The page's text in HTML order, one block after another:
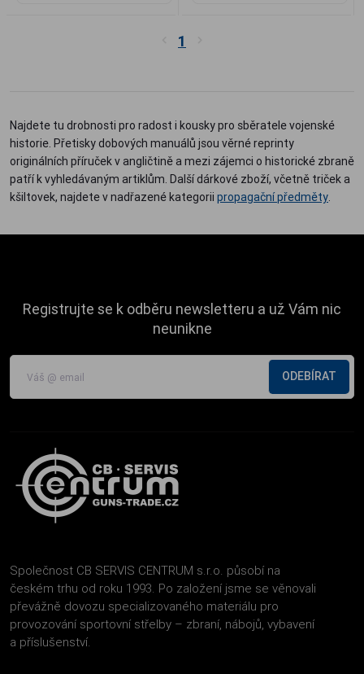
1
Najdete tu drobnosti pro radost i kousky pro sběratele vojenské
historie. Přetisky dobových manuálů jsou věrné reprinty
originálních příruček v angličtině a mezi zájemci o historické zbraně
patří k vyhledávaným artiklům. Další dárkové zboží, včetně triček a
kšiltovek, najdete v nadřazené kategorii propagační předměty.
Registrujte se k odběru newsletteru a už Vám nic
neunikne
ODEBÍRAT
Společnost CB SERVIS CENTRUM s.r.o. působí na
českém trhu od roku 1993. Po založení jsme se věnovali
převážně dovozu specializovaného materiálu pro
provozování sportovní střelby – zbraní, nábojů, vybavení
a příslušenství.